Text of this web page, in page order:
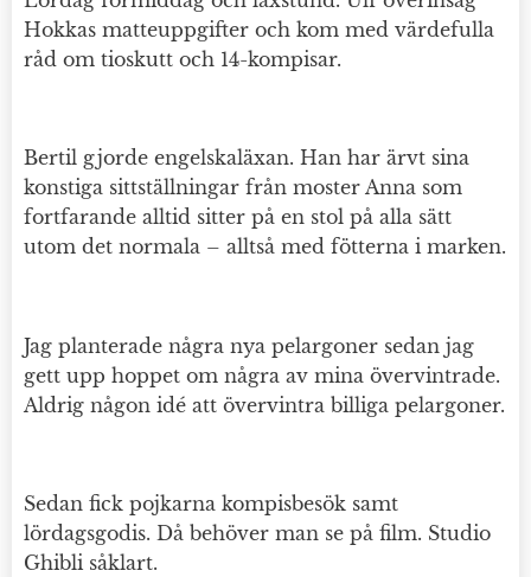
Hokkas matteuppgifter och kom med värdefulla
råd om tioskutt och 14-kompisar.
Bertil gjorde engelskaläxan. Han har ärvt sina
konstiga sittställningar från moster Anna som
fortfarande alltid sitter på en stol på alla sätt
utom det normala – alltså med fötterna i marken.
Jag planterade några nya pelargoner sedan jag
gett upp hoppet om några av mina övervintrade.
Aldrig någon idé att övervintra billiga pelargoner.
Sedan fick pojkarna kompisbesök samt
lördagsgodis. Då behöver man se på film. Studio
Ghibli såklart.